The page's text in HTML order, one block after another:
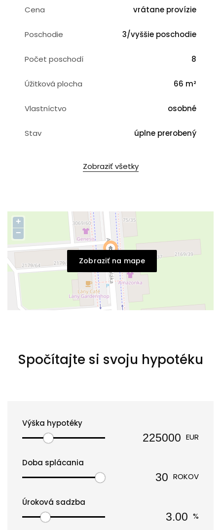
Cena vrátane provízie
Poschodie 3/vyššie poschodie
Počet poschodí 8
Úžitková plocha 66 m²
Vlastníctvo osobné
Stav úplne prerobený
Zobraziť všetky
Zobraziť na mape
+
−
Spočítajte si svoju hypotéku
Výška hypotéky
EUR
Doba splácania
ROKOV
Úroková sadzba
%